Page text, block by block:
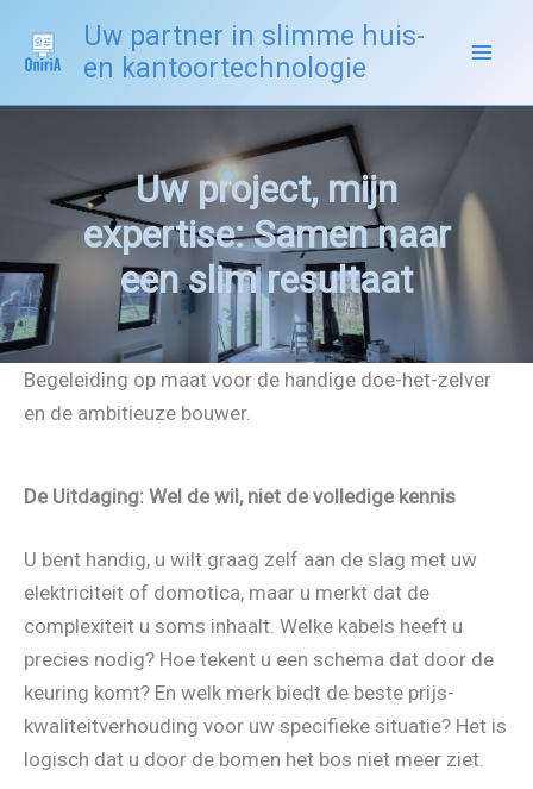
naar
Uw partner in slimme huis-
en kantoortechnologie
Uw project, mijn
expertise: Samen naar
een slim resultaat
Begeleiding op maat voor de handige doe-het-zelver
en de ambitieuze bouwer.
De Uitdaging: Wel de wil, niet de volledige kennis
U bent handig, u wilt graag zelf aan de slag met uw
elektriciteit of domotica, maar u merkt dat de
complexiteit u soms inhaalt. Welke kabels heeft u
precies nodig? Hoe tekent u een schema dat door de
keuring komt? En welk merk biedt de beste prijs-
kwaliteitverhouding voor uw specifieke situatie? Het is
logisch dat u door de bomen het bos niet meer ziet.